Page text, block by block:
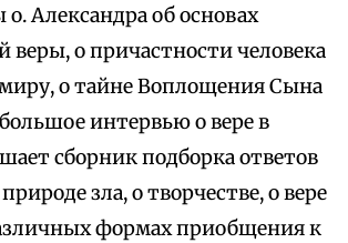
Александра об основах
веры, о причастности человека
о тайне Воплощения Сына
интервью о вере в
сборник подборка ответов
зла, о творчестве, о вере
формах приобщения к